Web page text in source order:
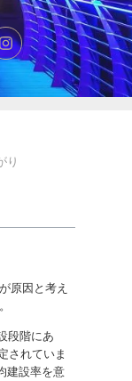
り
原因と考え
段階にあ
されていま
建設率を意